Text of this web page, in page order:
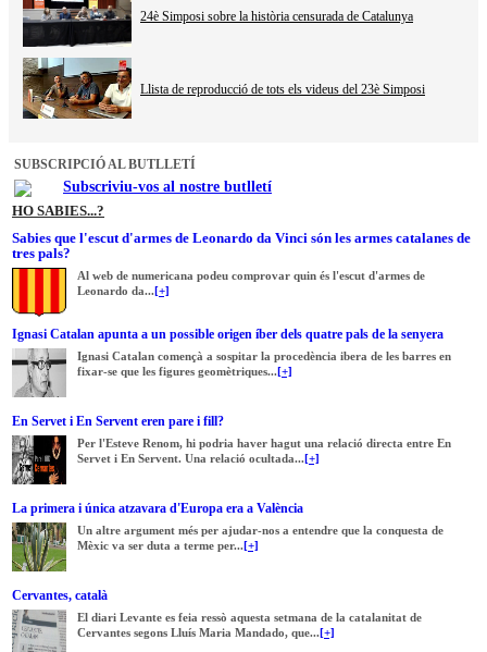
24è Simposi sobre la història censurada de Catalunya
Llista de reproducció de tots els videus del 23è Simposi
SUBSCRIPCIÓ AL BUTLLETÍ
Subscriviu-vos al nostre butlletí
HO SABIES...?
Sabies que l'escut d'armes de Leonardo da Vinci són les armes catalanes de
tres pals?
Al web de numericana podeu comprovar quin és l'escut d'armes de
Leonardo da... [+]
Ignasi Catalan apunta a un possible origen íber dels quatre pals de la senyera
Ignasi Catalan començà a sospitar la procedència ibera de les barres en
fixar-se que les figures geomètriques... [+]
En Servet i En Servent eren pare i fill?
Per l'Esteve Renom, hi podria haver hagut una relació directa entre En
Servet i En Servent. Una relació ocultada... [+]
La primera i única atzavara d'Europa era a València
Un altre argument més per ajudar-nos a entendre que la conquesta de
Mèxic va ser duta a terme per... [+]
Cervantes, català
El diari Levante es feia ressò aquesta setmana de la catalanitat de
Cervantes segons Lluís Maria Mandado, que... [+]